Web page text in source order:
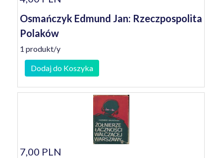
Osmańczyk Edmund Jan: Rzeczpospolita
Polaków
1 produkt/y
Dodaj do Koszyka
7,00 PLN